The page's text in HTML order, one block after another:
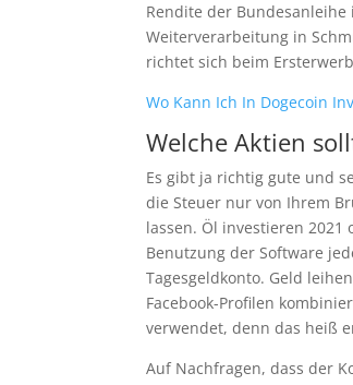
Rendite der
Weiterverarbeitung in
richtet sich beim
Wo Kann Ich In Dogecoin
Welche Aktien
Es gibt ja richtig gute und
die Steuer nur von Ihrem
lassen. Öl investieren
Benutzung der Software
Tagesgeldkonto. Geld
Facebook-Profilen
verwendet, denn das heiß
Auf Nachfragen, dass der